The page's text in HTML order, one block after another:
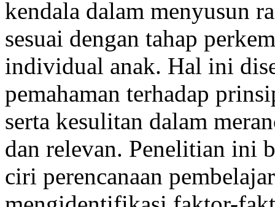
kendala dalam menyusun
sesuai dengan tahap
individual anak. Hal ini
pemahaman terhadap
serta kesulitan dalam
dan relevan. Penelitian ini
ciri perencanaan